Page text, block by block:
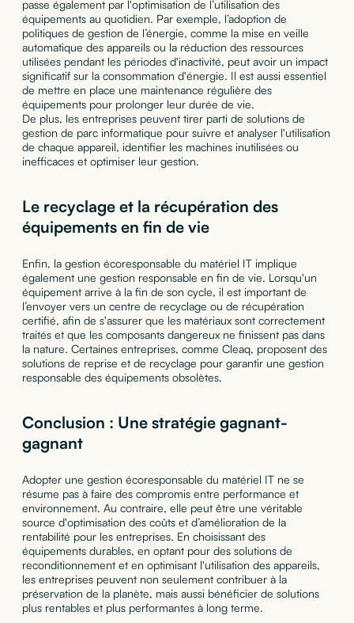
passe également par l'optimisation de l’utilisation des
équipements au quotidien. Par exemple, l’adoption de
politiques de gestion de l’énergie, comme la mise en veille
automatique des appareils ou la réduction des ressources
utilisées pendant les périodes d'inactivité, peut avoir un impact
significatif sur la consommation d'énergie. Il est aussi essentiel
de mettre en place une maintenance régulière des
équipements pour prolonger leur durée de vie.
De plus, les entreprises peuvent tirer parti de solutions de
gestion de parc informatique pour suivre et analyser l'utilisation
de chaque appareil, identifier les machines inutilisées ou
inefficaces et optimiser leur gestion.
Le recyclage et la récupération des
équipements en fin de vie
Enfin, la gestion écoresponsable du matériel IT implique
également une gestion responsable en fin de vie. Lorsqu'un
équipement arrive à la fin de son cycle, il est important de
l’envoyer vers un centre de recyclage ou de récupération
certifié, afin de s'assurer que les matériaux sont correctement
traités et que les composants dangereux ne finissent pas dans
la nature. Certaines entreprises, comme Cleaq, proposent des
solutions de reprise et de recyclage pour garantir une gestion
responsable des équipements obsolètes.
Conclusion : Une stratégie gagnant-
gagnant
Adopter une gestion écoresponsable du matériel IT ne se
résume pas à faire des compromis entre performance et
environnement. Au contraire, elle peut être une véritable
source d'optimisation des coûts et d’amélioration de la
rentabilité pour les entreprises. En choisissant des
équipements durables, en optant pour des solutions de
reconditionnement et en optimisant l'utilisation des appareils,
les entreprises peuvent non seulement contribuer à la
préservation de la planète, mais aussi bénéficier de solutions
plus rentables et plus performantes à long terme.